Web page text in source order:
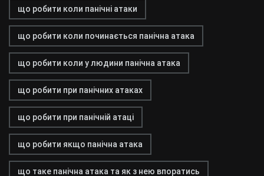
що робити коли панічні атаки
що робити коли починається панічна атака
що робити коли у людини панічна атака
що робити при панічних атаках
що робити при панічній атаці
що робити якщо панічна атака
що таке панічна атака та як з нею впоратись